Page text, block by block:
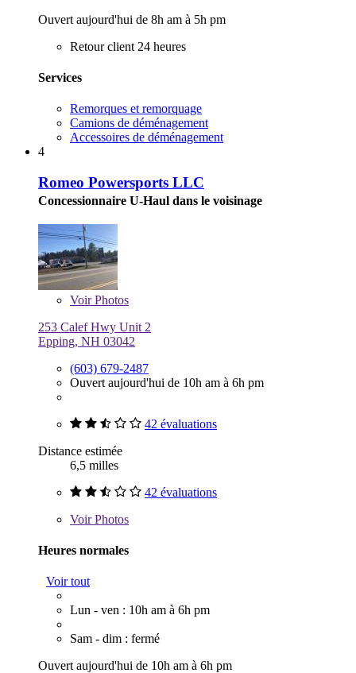
Ouvert aujourd'hui de 8h am à 5h pm
Retour client 24 heures
Services
Remorques et remorquage
Camions de déménagement
Accessoires de déménagement
4
Romeo Powersports LLC
Concessionnaire U-Haul dans le voisinage
VoirPhotos
253 Calef Hwy Unit 2
Epping, NH 03042
(603) 679-2487
Ouvert aujourd'hui de 10h am à 6h pm
42 évaluations
Distance estimée
6,5 milles
42 évaluations
VoirPhotos
Heures normales
Voir tout
Lun - ven : 10h am à 6h pm
Sam - dim : fermé
Ouvert aujourd'hui de 10h am à 6h pm